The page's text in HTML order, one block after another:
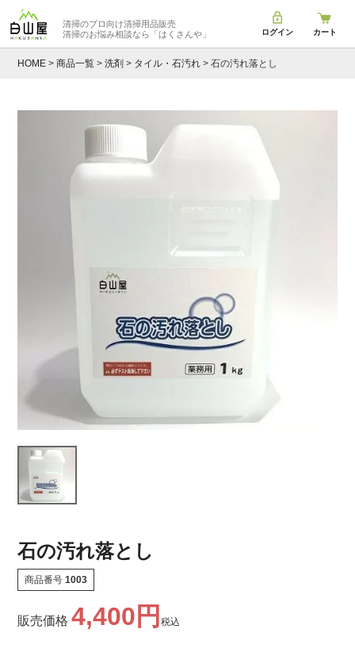
清掃のプロ向け清掃用品販売
清掃のお悩み相談なら 「はくさんや」 ログイン カート
HOME 商品一覧 洗剤 タイル・石汚れ 石の汚れ落とし
石の汚れ落とし
商品番号 1003
販売価格 4,400 税込